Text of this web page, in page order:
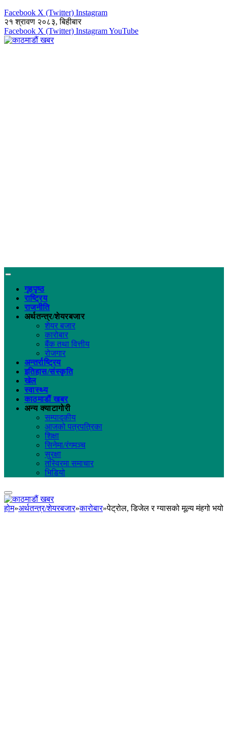
Facebook X (Twitter) Instagram
२१ श्रावण २०८३, बिहीबार
Facebook X (Twitter) InstagramYouTube
गृहपृष्ठ
राष्ट्रिय
राजनीति
अर्थतन्त्र/शेयरबजार
शेयर बजार
कारोबार
बैंक तथा वित्तीय
रोजगार
अन्तर्राष्ट्रिय
इतिहास/संस्कृति
खेल
स्वास्थ्य
काठमाडौं खबर
अन्य क्याटागोरी
सम्पादकीय
आजको पत्रपत्रिका
शिक्षा
सिनेमा/रंगमञ्च
सुरक्षा
तस्विरमा समाचार
भिडियो
होम»अर्थतन्त्र/शेयरबजार»कारोबार»पेट्रोल, डिजेल र ग्यासको मूल्य मंहगो भयो